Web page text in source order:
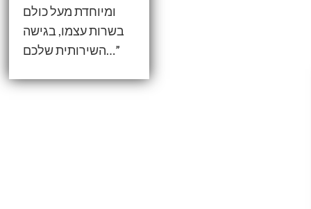
ומיוחדת מעל כולם
בשרות עצמו, בגישה
השירותית שלכם…”